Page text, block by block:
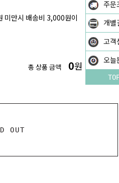
주문
개별
고객
오늘
미만시 배송비 3,000원이
총 상품 금액 0원
OUT